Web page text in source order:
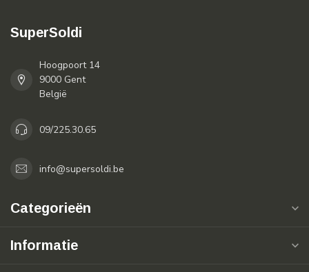
SuperSoldi
Hoogpoort 14
9000 Gent
België
09/225.30.65
info@supersoldi.be
Categorieën
Informatie